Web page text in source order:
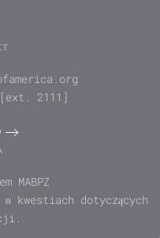
[ext. 2111]
MABPZ
kwestiach dotyczących